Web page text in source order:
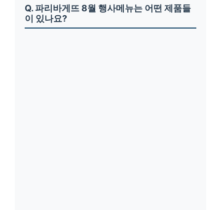
Q. 파리바게뜨 8월 행사메뉴는 어떤 제품들
이 있나요?